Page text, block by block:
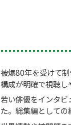
被爆80年を受けて
構成が明確で視聴し
若い俳優をインタ
た。総集編としての